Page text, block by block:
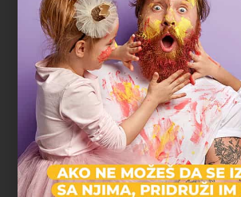
Gradski parkovi i
Marko R.
tatasaurus